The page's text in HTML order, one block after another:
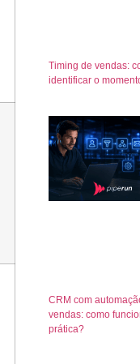
Timing de vendas:
identificar o
CRM com
vendas: como
prática?